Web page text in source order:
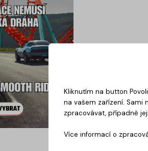
Kliknutím na button
na vašem zařízení. Sami
zpracovávat, případně
Více informací o